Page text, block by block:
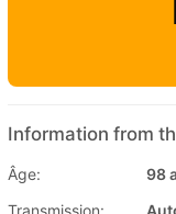
Information from
Âge:
98
Transmission: